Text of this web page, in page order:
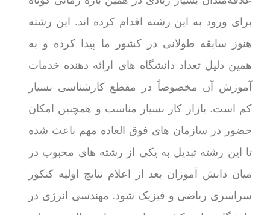
برای ورود به این رشته اقدام کرده اند. این رشته
هنوز سابقه طولانی در کشور ما پیدا کرده و به
همین دلیل تعداد دانشگاه های ارائه دهنده خدمات
آموزش آن مخصوصاً در مقطع کارشناسی بسیار
کم است. بازار کار بسیار مناسب و همچنین امکان
حضور در سازمان های فوق العاده مهم باعث شده
تا این رشته تبدیل به یکی از رشته های محبوب در
میان دانش آموزان بعد از اعلام نتایج اولیه کنکور
سراسری ریاضی و فیزیک شود. مهندسی انرژی در